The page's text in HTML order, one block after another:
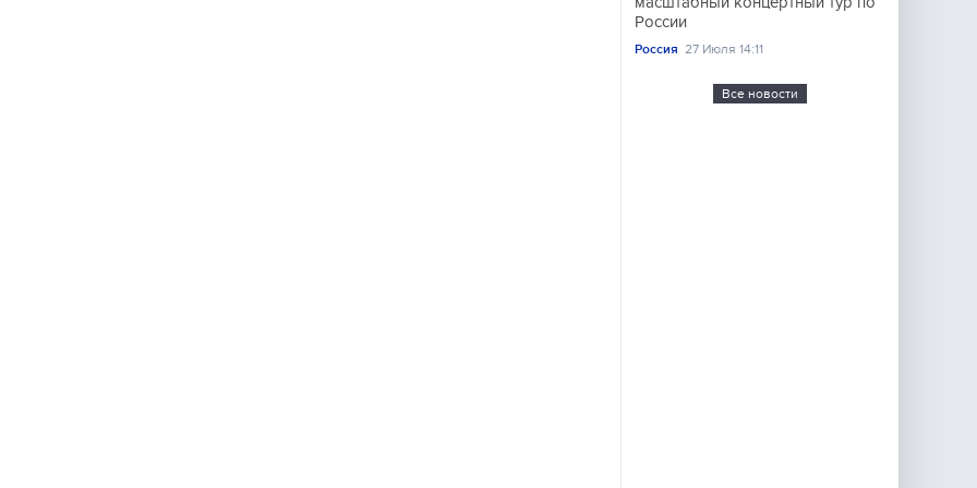
России
Россия 27 Июля 14:11
Все новости